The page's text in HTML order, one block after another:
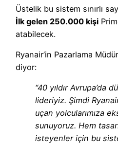
Üstelik bu sistem sınırlı
İlk gelen 250.000 kişi
atabilecek.
Ryanair’in Pazarlama
diyor:
“40 yıldır Avrupa’da
lideriyiz. Şimdi
uçan yolcularımıza
sunuyoruz. Hem
isteyenler için bu